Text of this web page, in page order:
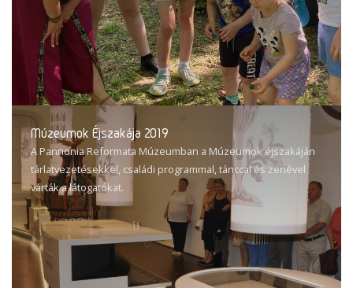
Múzeumok Éjszakája 2019
A Pannonia Reformata Múzeumban a Múzeumok éjszakáján
tárlatvezetésekkel, családi programmal, tánccal és zenével
várták a látogatókat.